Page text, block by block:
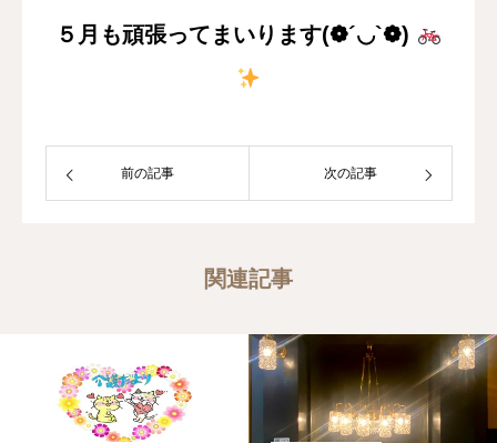
５月も頑張ってまいります(❁´◡`❁)
前の記事 次の記事
関連記事